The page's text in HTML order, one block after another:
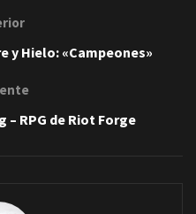
y Hielo: «Campeones»
– RPG de Riot Forge